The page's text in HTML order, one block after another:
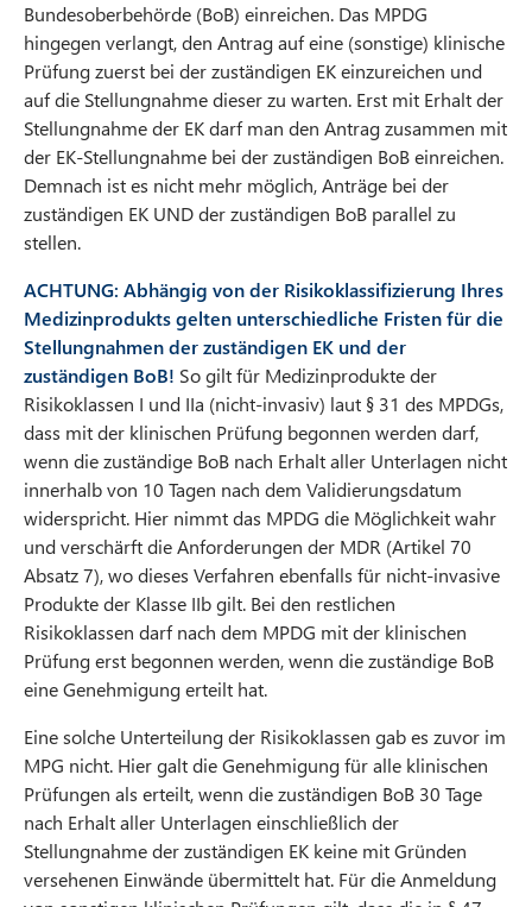
Bundesoberbehörde (BoB) einreichen. Das MPDG
hingegen verlangt, den Antrag auf eine (sonstige) klinische
Prüfung zuerst bei der zuständigen EK einzureichen und
auf die Stellungnahme dieser zu warten. Erst mit Erhalt der
Stellungnahme der EK darf man den Antrag zusammen mit
der EK-Stellungnahme bei der zuständigen BoB einreichen.
Demnach ist es nicht mehr möglich, Anträge bei der
zuständigen EK UND der zuständigen BoB parallel zu
stellen.
ACHTUNG: Abhängig von der Risikoklassifizierung Ihres
Medizinprodukts gelten unterschiedliche Fristen für die
Stellungnahmen der zuständigen EK und der
zuständigen BoB! So gilt für Medizinprodukte der
Risikoklassen I und IIa (nicht-invasiv) laut § 31 des MPDGs,
dass mit der klinischen Prüfung begonnen werden darf,
wenn die zuständige BoB nach Erhalt aller Unterlagen nicht
innerhalb von 10 Tagen nach dem Validierungsdatum
widerspricht. Hier nimmt das MPDG die Möglichkeit wahr
und verschärft die Anforderungen der MDR (Artikel 70
Absatz 7), wo dieses Verfahren ebenfalls für nicht-invasive
Produkte der Klasse IIb gilt. Bei den restlichen
Risikoklassen darf nach dem MPDG mit der klinischen
Prüfung erst begonnen werden, wenn die zuständige BoB
eine Genehmigung erteilt hat.
Eine solche Unterteilung der Risikoklassen gab es zuvor im
MPG nicht. Hier galt die Genehmigung für alle klinischen
Prüfungen als erteilt, wenn die zuständigen BoB 30 Tage
nach Erhalt aller Unterlagen einschließlich der
Stellungnahme der zuständigen EK keine mit Gründen
versehenen Einwände übermittelt hat. Für die Anmeldung